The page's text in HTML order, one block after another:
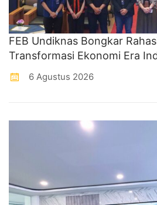
FEB Undiknas Bongkar
Transformasi Ekonomi Era
6 Agustus 2026